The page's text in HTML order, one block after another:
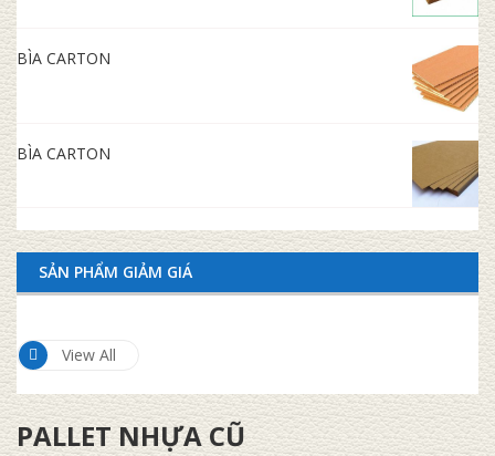
BÌA CARTON
BÌA CARTON
SẢN PHẨM GIẢM GIÁ
View All
PALLET NHỰA CŨ